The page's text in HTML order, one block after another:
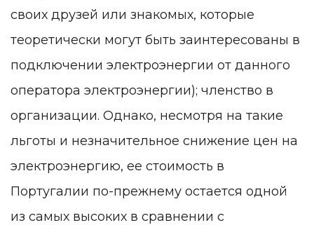
своих друзей или знакомых, которые
теоретически могут быть заинтересованы в
подключении электроэнергии от данного
оператора электроэнергии); членство в
организации. Однако, несмотря на такие
льготы и незначительное снижение цен на
электроэнергию, ее стоимость в
Португалии по-прежнему остается одной
из самых высоких в сравнении с